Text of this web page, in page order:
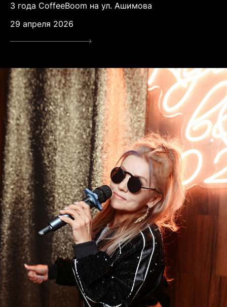
3 года CoffeeBoom на ул. Ашимова
29 апреля 2026